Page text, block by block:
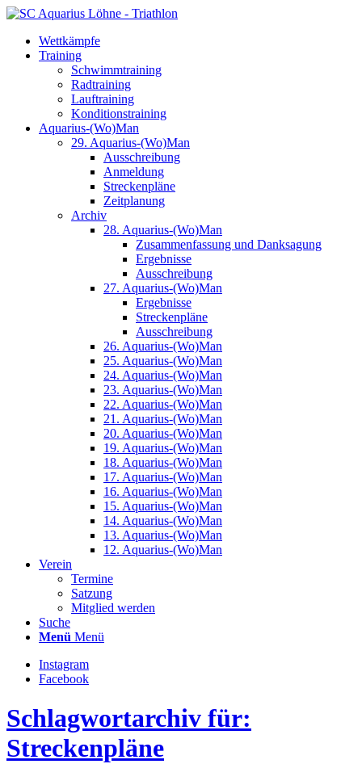
Wettkämpfe
Training
Schwimmtraining
Radtraining
Lauftraining
Konditionstraining
Aquarius-(Wo)Man
29. Aquarius-(Wo)Man
Ausschreibung
Anmeldung
Streckenpläne
Zeitplanung
Archiv
28. Aquarius-(Wo)Man
Zusammenfassung und Danksagung
Ergebnisse
Ausschreibung
27. Aquarius-(Wo)Man
Ergebnisse
Streckenpläne
Ausschreibung
26. Aquarius-(Wo)Man
25. Aquarius-(Wo)Man
24. Aquarius-(Wo)Man
23. Aquarius-(Wo)Man
22. Aquarius-(Wo)Man
21. Aquarius-(Wo)Man
20. Aquarius-(Wo)Man
19. Aquarius-(Wo)Man
18. Aquarius-(Wo)Man
17. Aquarius-(Wo)Man
16. Aquarius-(Wo)Man
15. Aquarius-(Wo)Man
14. Aquarius-(Wo)Man
13. Aquarius-(Wo)Man
12. Aquarius-(Wo)Man
Verein
Termine
Satzung
Mitglied werden
Suche
Menü Menü
Instagram
Facebook
Schlagwortarchiv für:
Streckenpläne